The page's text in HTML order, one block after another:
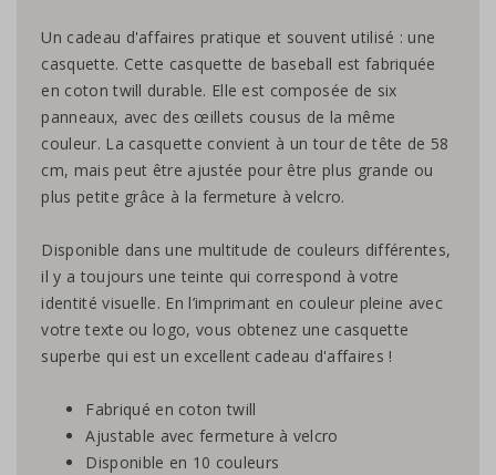
Un cadeau d'affaires pratique et souvent utilisé : une
casquette. Cette casquette de baseball est fabriquée
en coton twill durable. Elle est composée de six
panneaux, avec des œillets cousus de la même
couleur. La casquette convient à un tour de tête de 58
cm, mais peut être ajustée pour être plus grande ou
plus petite grâce à la fermeture à velcro.
Disponible dans une multitude de couleurs différentes,
il y a toujours une teinte qui correspond à votre
identité visuelle. En l’imprimant en couleur pleine avec
votre texte ou logo, vous obtenez une casquette
superbe qui est un excellent cadeau d'affaires !
Fabriqué en coton twill
Ajustable avec fermeture à velcro
Disponible en 10 couleurs